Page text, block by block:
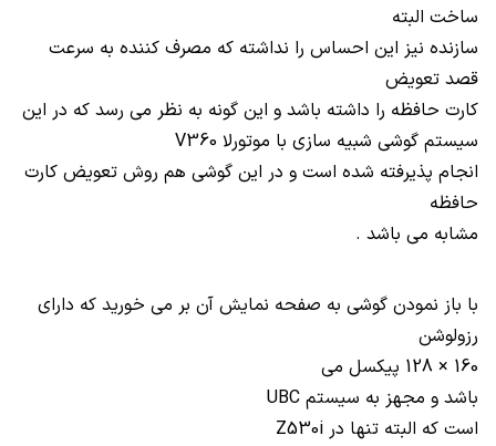
ساخت البته
سازنده نیز این احساس را نداشته که مصرف کننده به سرعت
قصد تعویض
کارت حافظه را داشته باشد و این گونه به نظر می رسد که در این
سیستم گوشی شبیه سازی با موتورلا V360
انجام پذیرفته شده است و در این گوشی هم روش تعویض کارت
حافظه
مشابه می باشد .
با باز نمودن گوشی به صفحه نمایش آن بر می خورید که دارای
رزولوشن
160
×
باشد و مجهز به سیستم UBC
است که البته تنها در Z530i